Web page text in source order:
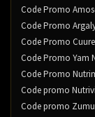
Code Promo
Code Promo
Code Promo Cuure
Code Promo Yam
Code Promo
Code promo
Code promo